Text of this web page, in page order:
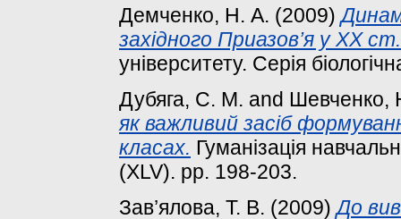
Демченко, Н. А. (2009)
західного Приазов’я у ХХ ст.
університету. Серія
Дубяга, С. М. and
як важливий засіб
класах. Гуманізація
(ХLV). pp. 198-203.
Зав’ялова, Т. В. (2009)До